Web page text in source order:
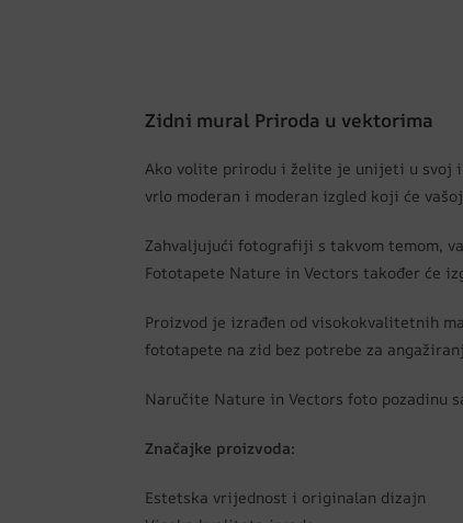
Zidni mural Priroda u vektorima
Ako volite prirodu i želite je unijeti u svoj
vrlo moderan i moderan izgled koji će
Zahvaljujući fotografiji s takvom temom,
Fototapete Nature in Vectors također će
Proizvod je izrađen od visokokvalitetnih
fototapete na zid bez potrebe za
Naručite Nature in Vectors foto pozadinu
Značajke proizvoda:
Estetska vrijednost i originalan dizajn